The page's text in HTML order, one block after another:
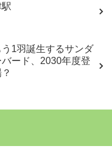
う1羽誕生するサンダ
バード、2030年度登